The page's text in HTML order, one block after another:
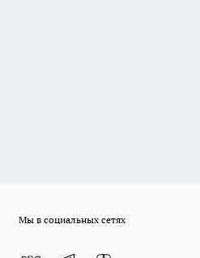
Мы в социальных сетях